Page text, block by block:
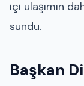
içi ulaşımın
sundu.
Başkan